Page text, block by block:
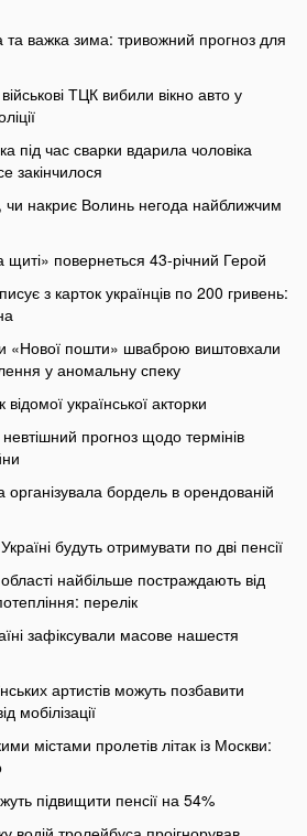
та важка зима: тривожний прогноз для
ТЦК вибили вікно авто у
під час сварки вдарила чоловіка
закінчилося
чи накриє Волинь негода найближчим
повернеться 43-річний Герой
з карток українців по 200 гривень:
«Нової пошти» шваброю виштовхали
у аномальну спеку
української акторки
прогноз щодо термінів
організувала бордель в орендованій
будуть отримувати по дві пенсії
області найбільше постраждають від
перелік
зафіксували масове нашестя
артистів можуть позбавити
мобілізації
містами пролетів літак із Москви:
підвищити пенсії на 54%